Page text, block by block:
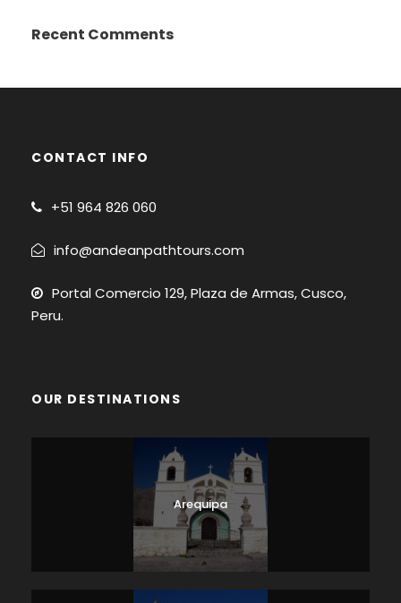
Recent Comments
CONTACT INFO
+51 964 826 060
info@andeanpathtours.com
Portal Comercio 129, Plaza de Armas, Cusco,
Peru.
OUR DESTINATIONS
Arequipa